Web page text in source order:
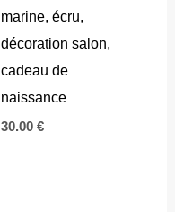
marine, écru,
décoration salon,
cadeau de
naissance
30.00 €